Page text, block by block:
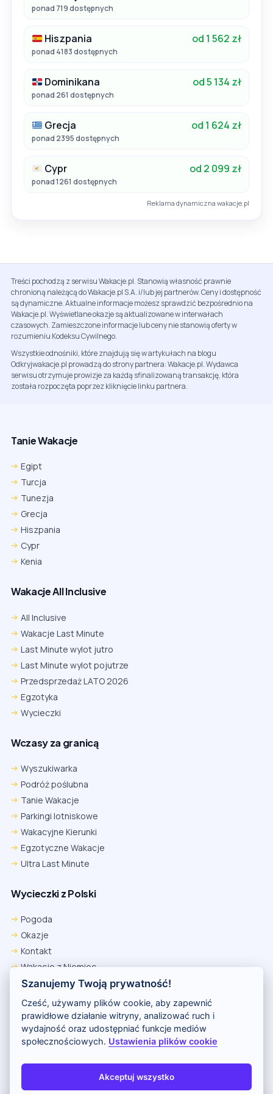
ponad 719 dostępnych
Hiszpania od 1 562 zł
ponad 4183 dostępnych
Dominikana od 5 134 zł
ponad 261 dostępnych
Grecja od 1 624 zł
ponad 2395 dostępnych
Cypr od 2 099 zł
ponad 1261 dostępnych
Reklama dynamiczna wakacje.pl
Treści pochodzą z serwisu Wakacje.pl. Stanowią własność prawnie
chronioną należącą do Wakacje.pl S.A. i/lub jej partnerów. Ceny i dostępność
są dynamiczne. Aktualne informacje możesz sprawdzić bezpośrednio na
Wakacje.pl. Wyświetlane okazje są aktualizowane w interwałach
czasowych. Zamieszczone informacje lub ceny nie stanowią oferty w
rozumieniu Kodeksu Cywilnego.
Wszystkie odnośniki, które znajdują się w artykułach na blogu
Odkryjwakacje.pl prowadzą do strony partnera: Wakacje.pl. Wydawca
serwisu otrzymuje prowizje za każdą sfinalizowaną transakcję, która
została rozpoczęta poprzez kliknięcie linku partnera.
Tanie Wakacje
Egipt
Turcja
Tunezja
Grecja
Hiszpania
Cypr
Kenia
Wakacje All Inclusive
All Inclusive
Wakacje Last Minute
Last Minute wylot jutro
Last Minute wylot pojutrze
Przedsprzedaż LATO 2026
Egzotyka
Wycieczki
Wczasy za granicą
Wyszukiwarka
Podróż poślubna
Tanie Wakacje
Parkingi lotniskowe
Wakacyjne Kierunki
Egzotyczne Wakacje
Ultra Last Minute
Wycieczki z Polski
Pogoda
Okazje
Kontakt
Wakacje z Niemiec
Polityka Prywatności
Wakacje w Egipcie
Rankingi hoteli
Kontakt i reklama
Polityka prywatności
Copyright (c) 2026 Odkryj Wakacje
Szanujemy Twoją prywatność!
Cześć, używamy plików cookie, aby zapewnić
prawidłowe działanie witryny, analizować ruch i
wydajność oraz udostępniać funkcje mediów
społecznościowych. Ustawienia plików cookie
Akceptuj wszystko